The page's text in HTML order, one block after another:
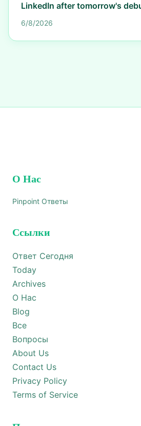
LinkedIn after tomorrow's
6/8/2026
О Нас
Pinpoint Ответы
Ссылки
Ответ Сегодня
Today
Archives
О Нас
Blog
Все
Вопросы
About Us
Contact Us
Privacy Policy
Terms of Service